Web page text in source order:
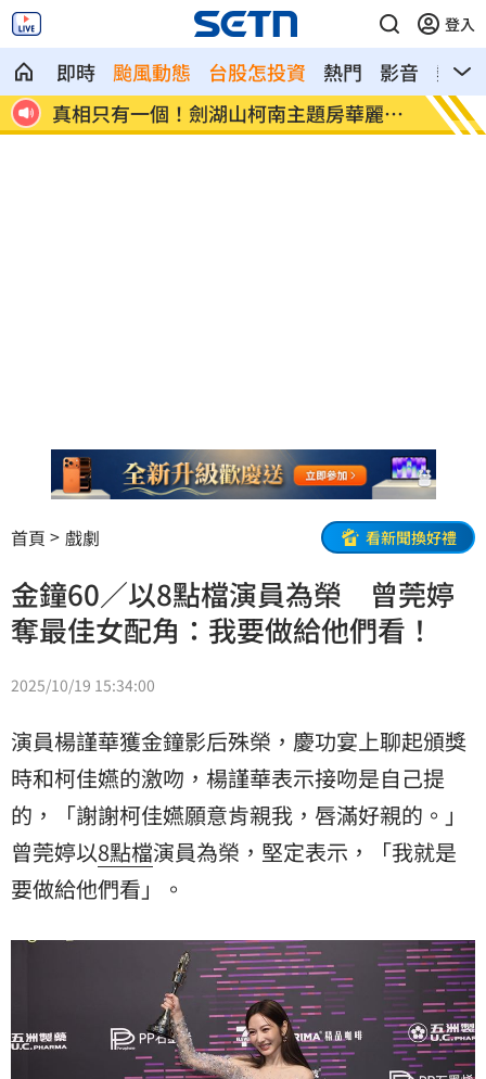
登入
即時 颱風動態 台股怎投資 熱門 影音
熱搜
登
咳一下就漏尿？醫揭女性尿失禁「4徵兆」
苦茶
地
首頁 戲劇 看新聞換好禮
金鐘60／以8點檔演員為榮 曾莞婷
奪最佳女配角：我要做給他們看！
2025/10/19 15:34:00
演員楊謹華獲金鐘影后殊榮，慶功宴上聊起頒獎
時和柯佳嬿的激吻，楊謹華表示接吻是自己提
的，「謝謝柯佳嬿願意肯親我，唇滿好親的。」
曾莞婷以8點檔演員為榮，堅定表示，「我就是
要做給他們看」。